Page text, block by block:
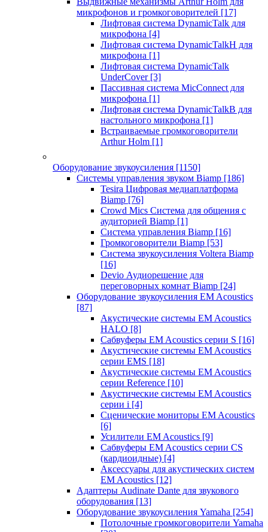
микрофонов и громкоговорителей [17]
Лифтовая система DynamicTalk для
микрофона [4]
Лифтовая система DynamicTalkH для
микрофона [1]
Лифтовая система DynamicTalk
UnderCover [3]
Пассивная система MicConnect для
микрофона [1]
Лифтовая система DynamicTalkB для
настольного микрофона [1]
Встраиваемые громкоговорители
Arthur Holm [1]
Оборудование звукоусиления [1150]
Системы управления звуком Biamp [186]
Tesira Цифровая медиаплатформа
Biamp [76]
Crowd Mics Система для общения с
аудиторией Biamp [1]
Система управления Biamp [16]
Громкоговорители Biamp [53]
Система звукоусиления Voltera Biamp
[16]
Devio Аудиорешение для
переговорных комнат Biamp [24]
Оборудование звукоусиления EM Acoustics
[87]
Акустические системы EM Acoustics
HALO [8]
Сабвуферы EM Acoustics серии S [16]
Акустические системы EM Acoustics
серии EMS [18]
Акустические системы EM Acoustics
серии Reference [10]
Акустические системы EM Acoustics
серии i [4]
Сценические мониторы EM Acoustics
[6]
Усилители EM Acoustics [9]
Сабвуферы EM Acoustics серии CS
(кардиоидные) [4]
Аксессуары для акустических систем
EM Acoustics [12]
Адаптеры Audinate Dante для звукового
оборудования [13]
Оборудование звукоусиления Yamaha [254]
Потолочные громкоговорители Yamaha